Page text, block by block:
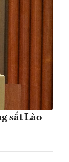
sắt Lào